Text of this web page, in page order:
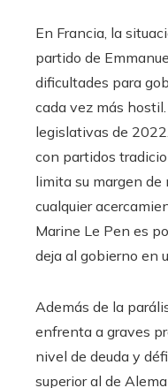
En Francia, la
partido de
dificultades para
cada vez más
legislativas de
con partidos
limita su margen de
cualquier
Marine Le Pen es
deja al gobierno en
Además de la
enfrenta a graves
nivel de deuda y
superior al de